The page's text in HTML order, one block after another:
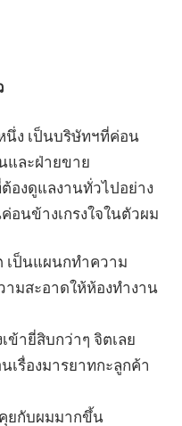
นึ่ง เป็นบริษัทฯที่ค่อน
และฝ่ายขาย
องดูแลงานทั่วไปอย่าง
อนข้างเกรงใจในตัวผม
เป็นแผนกทำความ
มสะอาดให้ห้องทำงาน
ข้ายี่สิบกว่าๆ จิตเลย
เรื่องมารยาทกะลูกค้า
ยกับผมมากขึ้น